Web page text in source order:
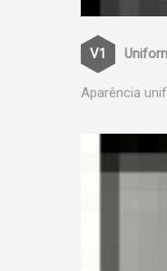
Aparência